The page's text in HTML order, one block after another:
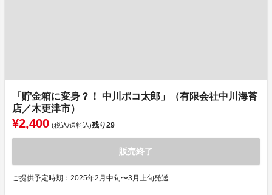
「貯金箱に変身？！ 中川ポコ太郎」（有限会社中川海苔
店／木更津市）
¥2,400 (税込/送料込)残り29
販売終了
ご提供予定時期：2025年2月中旬〜3月上旬発送